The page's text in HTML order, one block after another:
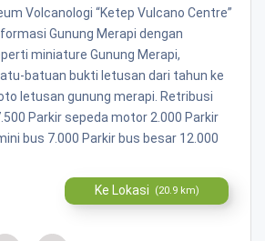
Volcanologi “Ketep Vulcano Centre”
Gunung Merapi dengan
miniature Gunung Merapi,
batuan bukti letusan dari tahun ke
letusan gunung merapi. Retribusi
Parkir sepeda motor 2.000 Parkir
bus 7.000 Parkir bus besar 12.000
Ke Lokasi (20.9 km)